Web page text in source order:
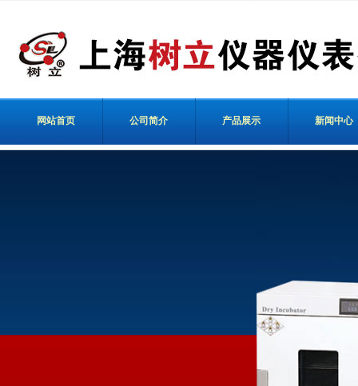
网站首页 公司简介 产品展示 新闻中心